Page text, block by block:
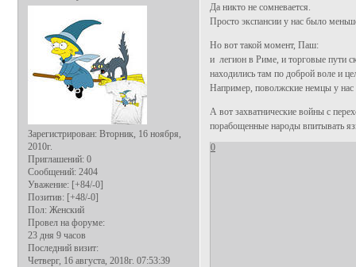
Зарегистрирован: Вторник, 16 ноября,
2010г.
Приглашений: 0
Сообщений: 2404
Уважение: [+84/-0]
Позитив: [+48/-0]
Пол: Женский
Провел на форуме:
23 дня 9 часов
Последний визит:
Четверг, 16 августа, 2018г. 07:53:39
Да никто не сомневается.
Просто экспансии у нас было
Но вот такой момент, Паш:
и легион в Риме, и торговые пути
находились там по доброй воле и
Например, поволжские немцы у нас
А вот захватнические войны с
порабощенные народы впитывать
0